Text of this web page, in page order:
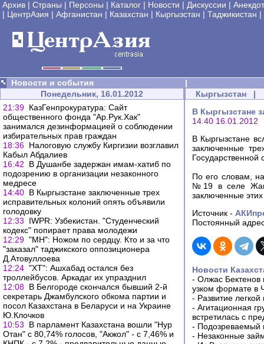
Архив | Страны | Персоны | Каталог | Новости | Дискуссии |
| ЦентрАзия | Афганистан | Казахстан | Кыргызстан | Таджикистан |
Новости и события
|
Понедельник, 16.01.2012
21:39 КазГенпрокуратура: Сайт
общественного фонда "Ар.Рук.Хак"
занимался дезинформацией о соблюдении
избирательных прав граждан
18:36 Налоговую службу Киргизии возглавил
Кабыл Абдалиев
16:42
В Душанбе задержан имам-хатиб по
подозрению в организации незаконного
медресе
14:40 В Кыргызстане заключенные трех
исправительных колоний опять объявили
голодовку
12:33
IWPR: Узбекистан. "Студенческий
кодекс" попирает права молодежи
12:29 "МН": Ножом по сердцу. Кто и за что
"заказал" таджикского оппозиционера
Д.Атовуллоева
12:24 "ХТ": Ашхабад остался без
троллейбусов. Аркадаг их упразднил
12:08 В Белгороде скончался бывший 2-й
секретарь Джамбулского обкома партии и
посол Казахстана в Беларуси и на Украине
Ю.Клочков
10:53
В парламент Казахстана вошли "Нур
Отан" с 80,74% голосов, "Акжол" - с 7,46% и
Кыргызстан |
В Кыргызстане
14:40 16.01.2012
В Кыргызстане
заключенные
По его словам,
№19 в селе
заключенные
Источник -
Постоянный
Новости
- Олжас Бектенов
узком формате в
- Развитие
- Агитационная
встретилась с
- Подозреваемый
- Незаконные